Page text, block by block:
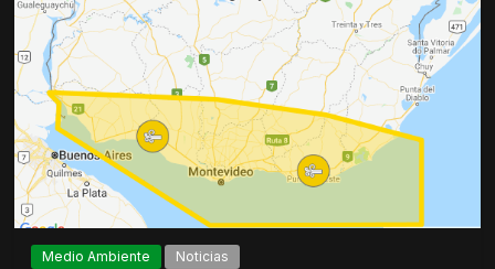
Medio Ambiente Noticias